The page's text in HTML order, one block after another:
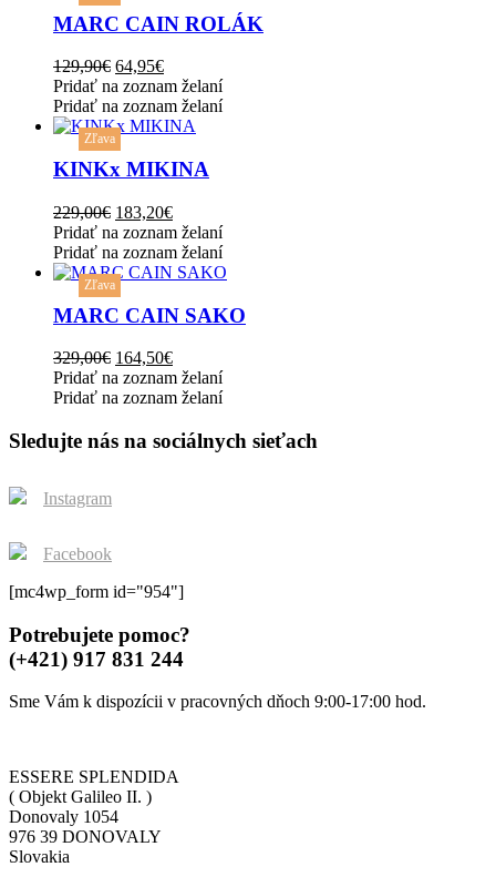
chosen
on
product
page
has
multiple
variants.
The
options
may
be
chosen
on
product
page
MARC CAIN ROLÁK
129,90€ Original
price
was:
129,90€.
64,95€Current
price
is:
64,95€.
Pridať na zoznam želaní
Pridať na zoznam želaní
KINKx MIKINA
229,00€ Original
price
was:
229,00€.
183,20€Current
price
is:
183,20€.
Zľava
Pridať na zoznam želaní
Pridať na zoznam želaní
This
product
has
multiple
variants.
The
options
be
chosen
the
product
MARC CAIN SAKO
329,00€ Original
price
was:
164,50€Current
price
is:
Zľava
Pridať na zoznam želaní
Pridať na zoznam želaní
Sledujte nás na sociálnych sieťach
Instagram
Facebook
[mc4wp_form id="954"]
Potrebujete pomoc?
(+421) 917 831 244
Sme Vám k dispozícii v pracovných dňoch 9:00-17:00 hod.
ESSERE SPLENDIDA
( Objekt Galileo II. )
Donovaly 1054
976 39 DONOVALY
Slovakia